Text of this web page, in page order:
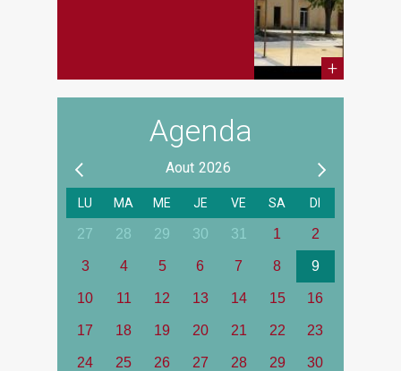
Agenda
Aout 2026
LU MA ME JE VE SA DI
27 28 29 30 31 1 2
3 4 5 6 7 8 9
10 11 12 13 14 15 16
17 18 19 20 21 22 23
24 25 26 27 28 29 30